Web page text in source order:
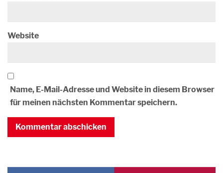
Website
Name, E-Mail-Adresse und Website in diesem Browser
für meinen nächsten Kommentar speichern.